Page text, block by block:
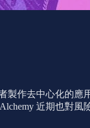
製作去中心化的
近期也對風